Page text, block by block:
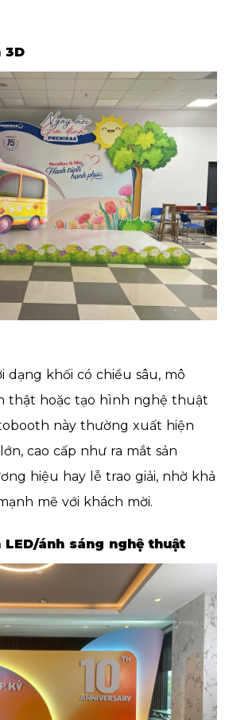
3D
khối có chiều sâu, mô
thật hoặc tạo hình nghệ thuật
này thường xuất hiện
cao cấp như ra mắt sản
hiệu hay lễ trao giải, nhờ khả
mẽ với khách mời.
ánh sáng nghệ thuật